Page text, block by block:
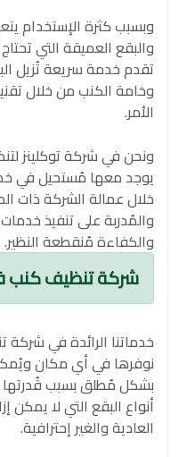
وبسبب كثرة الإستخدام
والبقع العميقة التي
تقدم خدمة سريعة تُزيل
وخامة الكنب من خلال
الأمر.
ونحن في شركة توكلينز
يوجد معها مُستحيل في
خلال عمالة الشركة ذات
والمُدربة على تنفيذ
والكفاءة مُنقطعة النظير.
شركة تنظيف كنب
خدماتنا الرائدة في
نوفرها في أي مكان
بشكل مُطلق بسبب قُدرتها
أنواع البقع التي لا يمكن
العادية والغير إحترافية.